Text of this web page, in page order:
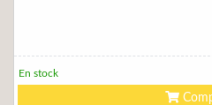
En stock